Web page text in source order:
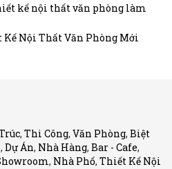
kế nội thất văn phòng làm
Kế Nội Thất Văn Phòng Mới
, Thi Công, Văn Phòng, Biệt
, Dự Án, Nhà Hàng, Bar - Cafe,
, Nhà Phố, Thiết Kế Nội